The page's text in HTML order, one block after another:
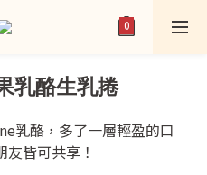
乳酪生乳捲
乳酪，多了一層輕盈的口
皆可共享！